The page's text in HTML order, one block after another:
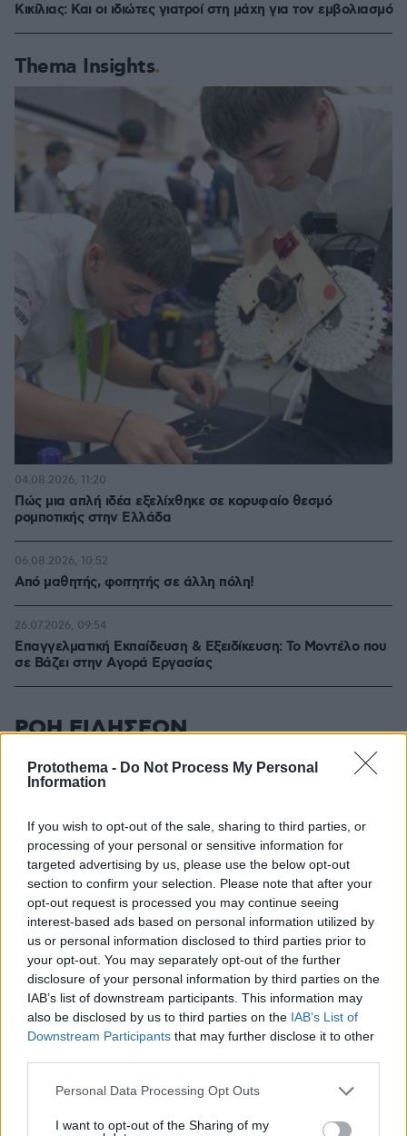
Protothema - Do Not Process My Personal
Information
If you wish to opt-out of the sale, sharing to third parties, or
processing of your personal or sensitive information for
targeted advertising by us, please use the below opt-out
section to confirm your selection. Please note that after your
opt-out request is processed you may continue seeing
interest-based ads based on personal information utilized by
us or personal information disclosed to third parties prior to
your opt-out. You may separately opt-out of the further
disclosure of your personal information by third parties on the
IAB’s list of downstream participants. This information may
also be disclosed by us to third parties on the IAB’s List of
Downstream Participants that may further disclose it to other
Please note that this website/app uses one or more Google
not limited to your visit or usage behaviour. You may click to
Personal Data Processing Opt Outs
I want to opt-out of the Sharing of my
Κικίλιας: Και οι ιδιώτες γιατροί στη μάχη για τον εμβολιασμό
Thema Insights
Πώς μια απλή ιδέα εξελίχθηκε σε κορυφαίο θεσμό
ρομποτικής στην Ελλάδα
04.08.2026, 11:20
Από μαθητής, φοιτητής σε άλλη πόλη!
06.08.2026, 10:52
Επαγγελματική Εκπαίδευση & Εξειδίκευση: Το Mοντέλο που
σε Bάζει στην Aγορά Eργασίας
26.07.2026, 09:54
ΡΟΗ ΕΙΔΗΣΕΩΝ
Ειδήσεις Δημοφιλή Σχολιασμένα
Η απογοήτευση της Μπρίτνεϊ Σπίαρς μετά από μπότοξ:
Κορίτσια πρέπει να είστε προσεκτικές, δεν μπορείς να
εμπιστευτείς κανέναν
Απαγορεύτηκε η κολύμβηση στο Αρδάνι της Καρπάθου
γιατί εντοπίστηκαν παλιά πυρομαχικά
πριν 11 λεπτά
Η Ισπανία έλεγξε περίπου 200 αφίξεις ταξιδιωτών από
την Ιταλία εν μέσω της διαμάχης για τη Σένγκεν
πριν 20 λεπτά
Το αγαπημένο τρόφιμο που περιέχει 45 φορές
πριν 22 λεπτά
Falcon 9 «καρφώθηκε» στη Σελήνη με 8.700 χλμ./ώρα,
το απρόσμενο «δώρο» στους επιστήμονες
πριν 23 λεπτά